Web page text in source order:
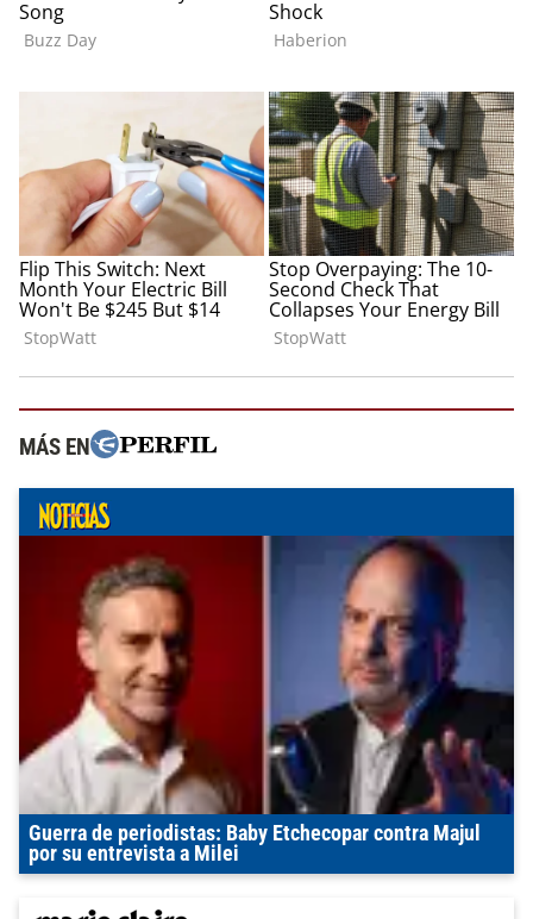
MÁS EN
Guerra de periodistas: Baby Etchecopar contra Majul
por su entrevista a Milei